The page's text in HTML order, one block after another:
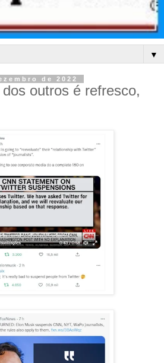
▼
de 2022
outros é refresco,